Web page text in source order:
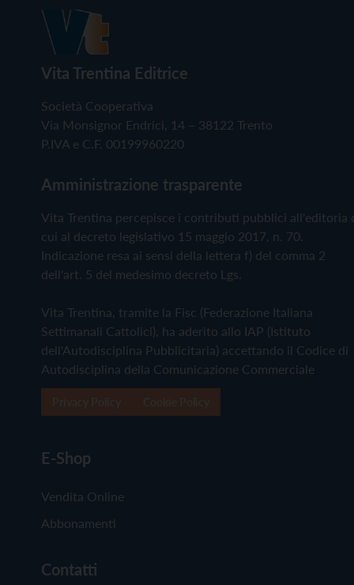
Vita Trentina Editrice
Società Cooperativa
Via Monsignor Endrici, 14 – 38122 Trento
P.IVA e C.F. 00199960220
Amministrazione trasparente
Vita Trentina percepisce i contributi pubblici all'editoria
cui al decreto legislativo 15 maggio 2017, n. 70.
Indicazione resa ai sensi della lettera f) del comma 2
dell'art. 5 del medesimo decreto Lgs.
Vita Trentina, tramite la Fisc (Federazione Italiana
Settimanali Cattolici), ha aderito allo IAP (Istituto
dell'Autodisciplina Pubblicitaria) accettando il Codice di
Autodisciplina della Comunicazione Commerciale
E-Shop
Vendita Online
Abbonamenti
Contatti